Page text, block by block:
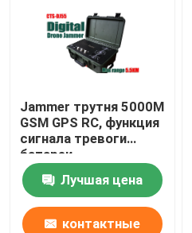
Jammer трутня 5000M
GSM GPS RC, функция
сигнала тревоги
батареи
встряхивателя
сигнала трутня
низкая
Лучшая цена
контактные